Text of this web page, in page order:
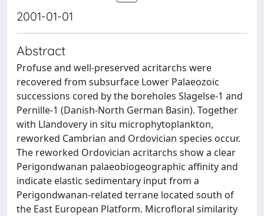
2001-01-01
Abstract
Profuse and well-preserved acritarchs were
recovered from subsurface Lower Palaeozoic
successions cored by the boreholes Slagelse-1 and
Pernille-1 (Danish-North German Basin). Together
with Llandovery in situ microphytoplankton,
reworked Cambrian and Ordovician species occur.
The reworked Ordovician acritarchs show a clear
Perigondwanan palaeobiogeographic affinity and
indicate elastic sedimentary input from a
Perigondwanan-related terrane located south of
the East European Platform. Microfloral similarity